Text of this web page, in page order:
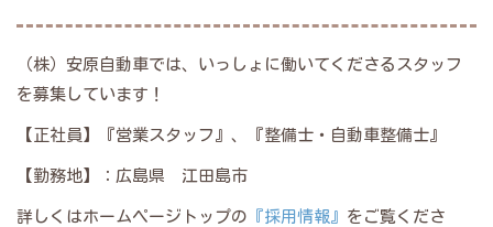
（株）安原自動車では、いっしょに働いてくださるスタッフ
を募集しています！
【正社員】『営業スタッフ』、『整備士・自動車整備士』
【勤務地】：広島県 江田島市
詳しくはホームページトップの 『採用情報』 をご覧くださ